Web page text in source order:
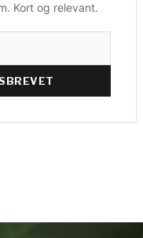
Kort og relevant.